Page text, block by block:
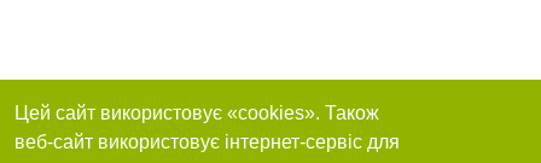
Цей сайт використовує «cookies». Також
веб-сайт використовує інтернет-сервіс для